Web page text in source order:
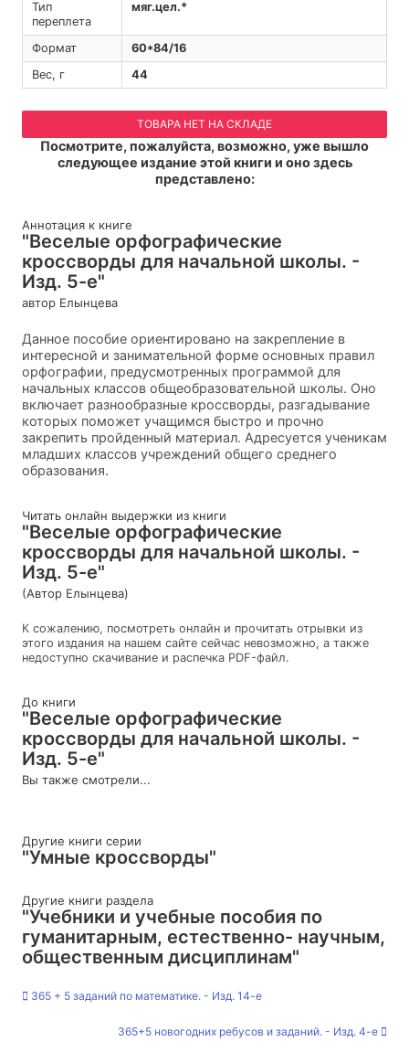
Тип
переплета
мяг.цел.*
Формат
60*84/16
Вес, г
44
ТОВАРА НЕТ НА СКЛАДЕ
Посмотрите, пожалуйста, возможно, уже вышло
следующее издание этой книги и оно здесь
представлено:
Аннотация к книге
"Веселые орфографические
кроссворды для начальной школы. -
Изд. 5-е"
автор Елынцева
Данное пособие ориентировано на закрепление в
интересной и занимательной форме основных правил
орфографии, предусмотренных программой для
начальных классов общеобразовательной школы. Оно
включает разнообразные кроссворды, разгадывание
которых поможет учащимся быстро и прочно
закрепить пройденный материал. Адресуется ученикам
младших классов учреждений общего среднего
образования.
Читать онлайн выдержки из книги
"Веселые орфографические
кроссворды для начальной школы. -
Изд. 5-е"
(Автор Елынцева)
К сожалению, посмотреть онлайн и прочитать отрывки из
этого издания на нашем сайте сейчас невозможно, а также
недоступно скачивание и распечка PDF-файл.
До книги
"Веселые орфографические
кроссворды для начальной школы. -
Изд. 5-е"
Вы также смотрели...
Другие книги серии
"Умные кроссворды"
Другие книги раздела
"Учебники и учебные пособия по
гуманитарным, естественно- научным,
общественным дисциплинам"
365 + 5 заданий по математике. - Изд. 14-е
365+5 новогодних ребусов и заданий. - Изд. 4-е